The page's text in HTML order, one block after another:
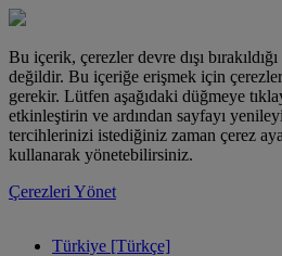
Bu içerik, çerezler devre dışı
değildir. Bu içeriğe erişmek için
gerekir. Lütfen aşağıdaki düğmeye
etkinleştirin ve ardından sayfayı
tercihlerinizi istediğiniz zaman çerez
kullanarak yönetebilirsiniz.
Çerezleri Yönet
Türkiye [Türkçe]